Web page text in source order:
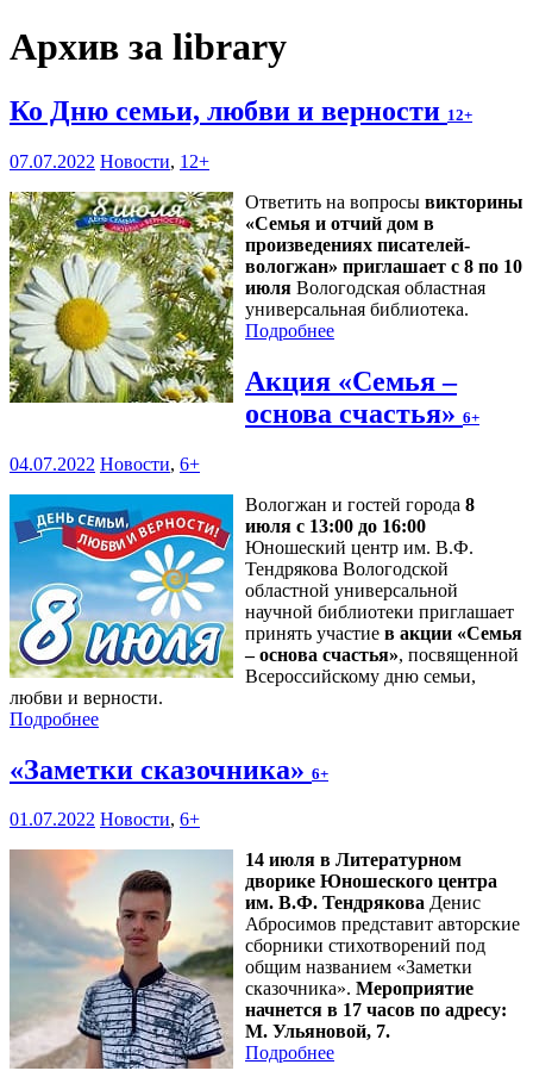
Архив за library
Ко Дню семьи, любви и верности 12+
07.07.2022 Новости, 12+
Ответить на вопросы викторины
«Семья и отчий дом в
произведениях писателей-
вологжан» приглашает с 8 по 10
июля Вологодская областная
универсальная библиотека.
Подробнее
Акция «Семья –
основа счастья» 6+
04.07.2022 Новости, 6+
Вологжан и гостей города 8
июля с 13:00 до 16:00
Юношеский центр им. В.Ф.
Тендрякова Вологодской
областной универсальной
научной библиотеки приглашает
принять участие в акции «Семья
– основа счастья», посвященной
Всероссийскому дню семьи,
любви и верности.
Подробнее
«Заметки сказочника» 6+
01.07.2022 Новости, 6+
14 июля в Литературном
дворике Юношеского центра
им. В.Ф. Тендрякова Денис
Абросимов представит авторские
сборники стихотворений под
общим названием «Заметки
сказочника». Мероприятие
начнется в 17 часов по адресу:
М. Ульяновой, 7.
Подробнее